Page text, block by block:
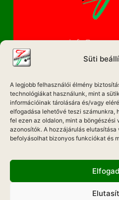
Süti
A legjobb felhasználói élmény
technológiákat használunk, mint a
információinak tárolására és/vagy
elfogadása lehetővé teszi számunkra,
fel ezen az oldalon, mint a böngészési
azonosítók. A hozzájárulás
befolyásolhat bizonyos funkciókat és
ETIKAI
MÉDIA
ADATKEZELÉSI